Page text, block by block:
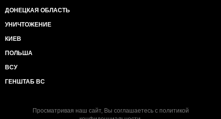
ДОНЕЦКАЯ ОБЛАСТЬ
УНИЧТОЖЕНИЕ
КИЕВ
ПОЛЬША
ВСУ
ГЕНШТАБ ВС
Просматривая наш сайт, Вы соглашаетесь с политикой